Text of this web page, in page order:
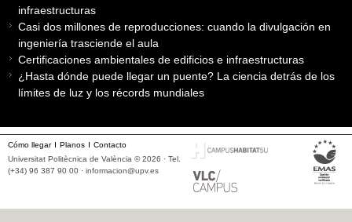
infraestructuras
Casi dos millones de reproducciones: cuando la divulgación en
ingeniería trasciende el aula
Certificaciones ambientales de edificios e infraestructuras
¿Hasta dónde puede llegar un puente? La ciencia detrás de los
límites de luz y los récords mundiales
Cómo llegar Planos
Contacto
Universitat Politècnica de València © 2026 · Tel.
(+34) 96 387 90 00 · informacion@upv.es